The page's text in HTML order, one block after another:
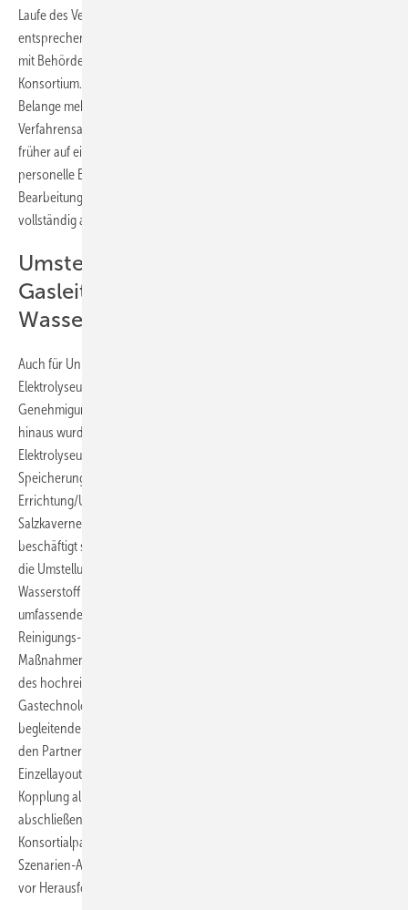
Laufe des Verfahrens noch einige Unterlagen nachreichen und
entsprechend vorher aufbereiten, was mit intensiven Abstimmungen
mit Behörden verbunden ist. Das ist sehr zeitintensiv“, so das
Konsortium. „Zudem wurden daraufhin die Träger öffentlicher
Belange mehrfach um ihre Stellungnahme gebeten, was im regulären
Verfahrensablauf nicht zwingend vorgesehen ist. Wir hatten also viel
früher auf eine Bescheidung der Behörde gehofft.“ Nun seien wohl
personelle Engpässe ein weiterer Anlass dafür, dass die Behörde ihre
Bearbeitungsfrist nach Vollständigkeitsbescheinigung nahezu
vollständig ausschöpfen könne.
Umstellung der vorhandenen
Gasleitung auf den Transport von
Wasserstoff
Auch für Uniper standen zunächst die Planung und Genehmigung des
Elektrolyseurs im Fokus. Der Abschluss des Verfahrens und damit der
Genehmigungsbescheid wird ebenfalls in Kürze erwartet. Darüber
hinaus wurde über eine Ausschreibung bereits ein Lieferant für den
Elektrolyseur gebunden. Die VNG Gasspeicher GmbH hat für die
Speicherung des Wasserstoffs bereits die Genehmigung zur
Errichtung/Umbau der Obertageanlage an der umzuwidmenden
Salzkaverne vom Landesbergamt Sachsen-Anhalt erhalten und
beschäftigt sich aktuell mit der Detailplanung zur Obertageanlage. Für
die Umstellung der vorhandenen Gasleitung auf den Transport von
Wasserstoff wurde durch die Ontras Gastransport GmbH eine
umfassende Molchung durchgeführt. Die Ergebnisse dieses
Reinigungs- und Diagnoseverfahrens werden in Kürze zeigen, welche
Maßnahmen ergriffen werden müssen, um einen sicheren Transport
des hochreinen Wasserstoffs zu gewährleisten. Parallel hat das DBI –
Gastechnologisches Institut gGmbH Freiberg im Rahmen der
begleitenden Forschungs- und Entwicklungsarbeiten zusammen mit
den Partnern ein Gesamtlayout mit allen Schnittstellen sowie
Einzellayouts der Baugruppen entwickelt, um die bisher einmalige
Kopplung aller Wertschöpfungsstufen zu ermöglichen. Lediglich die
abschließende Entwicklung des Geschäftsmodells stellt die
Konsortialpartner rund um die VNG AG trotz der abgeschlossenen
Szenarien-Analyse für verschiedene Geschäftsmodelle aktuell noch
vor Herausforderungen.